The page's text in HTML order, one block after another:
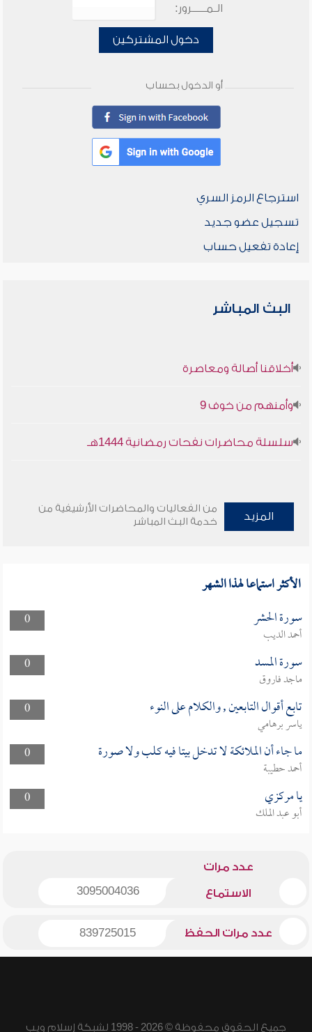
الـمـــــرور:
دخول المشتركين
أو الدخول بحساب
استرجاع الرمز السري
تسجيل عضو جديد
إعادة تفعيل حساب
البث المباشر
أخلاقنا أصالة ومعاصرة
وأمنهم من خوف 9
سلسلة محاضرات نفحات رمضانية 1444هـ
المزيد
من الفعاليات والمحاضرات الأرشيفية من
خدمة البث المباشر
الأكثر استماعا لهذا الشهر
0 سورة الحشر
أحمد الديب
0
سورة المسد
ماجد فاروق
0
تابع أقوال التابعين , والكلام على النوء
ياسر برهامي
0
ما جاء أن الملائكة لا تدخل بيتا فيه كلب ولا صورة
أحمد حطيبة
0
يا مركزي
أبو عبد الملك
عدد مرات
الاستماع 3095004036
عدد مرات الحفظ 839725015
جميع الحقوق محفوظة © 2026 - 1998 لشبكة إسلام ويب